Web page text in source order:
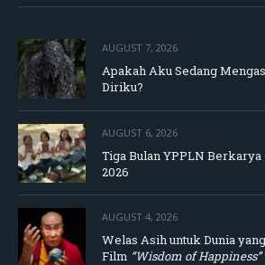
AUGUST 7, 2026
Apakah Aku Sedang
Diriku?
AUGUST 6, 2026
Tiga Bulan YPPLN
2026
AUGUST 4, 2026
Welas Asih untuk Dunia
Film “Wisdom of Happiness”